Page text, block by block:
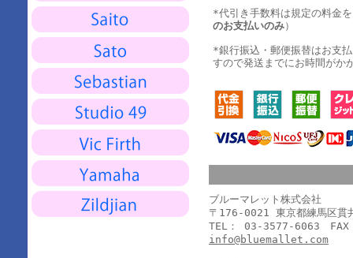
*代引き手数料は規定の料金
のお支払いのみ）
*銀行振込・郵便振替はお支
すので発送までにお時間がか
ブルーマレット株式会社
〒176-0021 東京都練馬区貫
TEL： 03-3577-6063
info@bluemallet.com